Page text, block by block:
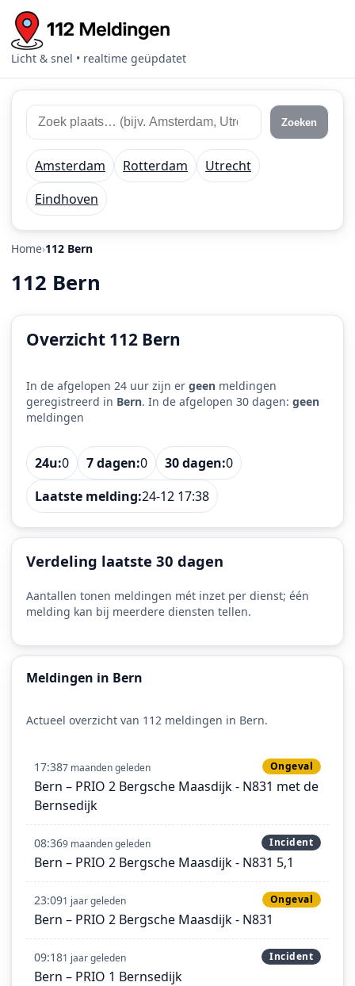
Licht & snel • realtime geüpdatet
Zoek
112
meldingen
Zoek
plaats
of
regio
Zoeken
Amsterdam Rotterdam
Utrecht
Eindhoven
Home 112 Bern
112 Bern
Overzicht 112 Bern
In de afgelopen 24 uur zijn er geen meldingen
geregistreerd in Bern. In de afgelopen 30 dagen: geen
meldingen
24u:0 7 dagen:0 30 dagen:0
Laatste melding:24-12 17:38
Verdeling laatste 30 dagen
Aantallen tonen meldingen mét inzet per dienst; één
melding kan bij meerdere diensten tellen.
Meldingen in Bern
Actueel overzicht van 112 meldingen in Bern.
17:387 maanden geleden Ongeval
Bern – PRIO 2 Bergsche Maasdijk - N831 met de
Bernsedijk
08:369 maanden geleden Incident
Bern – PRIO 2 Bergsche Maasdijk - N831 5,1
23:091 jaar geleden Ongeval
Bern – PRIO 2 Bergsche Maasdijk - N831
09:181 jaar geleden Incident
Bern – PRIO 1 Bernsedijk